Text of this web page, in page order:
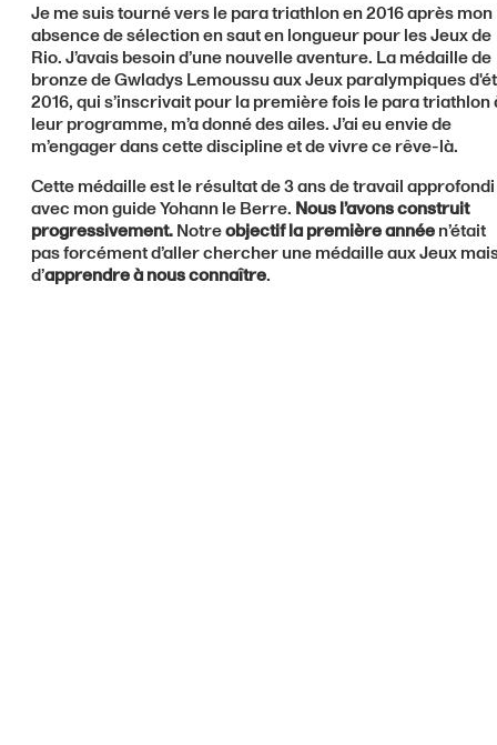
Je me suis tourné vers le para triathlon en 2016 après mon
absence de sélection en saut en longueur pour les Jeux de
Rio. J’avais besoin d’une nouvelle aventure. La médaille de
bronze de Gwladys Lemoussu aux Jeux paralympiques
2016, qui s’inscrivait pour la première fois le para triathlon
leur programme, m’a donné des ailes. J’ai eu envie de
m’engager dans cette discipline et de vivre ce rêve-là.
Cette médaille est le résultat de 3 ans de travail approfondi
avec mon guide Yohann le Berre. Nous l’avons construit
progressivement.Notreobjectif la première annéen’était
pas forcément d’aller chercher une médaille aux Jeux
d’apprendre à nous connaître.